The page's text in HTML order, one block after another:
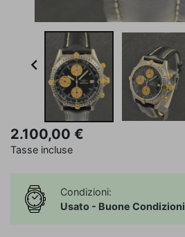

2.100,00 €
Tasse incluse
Condizioni:
Usato - Buone Condizioni